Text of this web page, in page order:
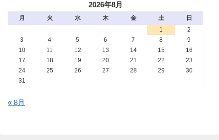
2026年8月
月 火 水 木 金 土
日
1
2
3
4 5 6 7 8
9
10
11 12 13 14 15
16
17
18 19 20 21 22
23
24
25 26 27 28 29
30
31
« 8月